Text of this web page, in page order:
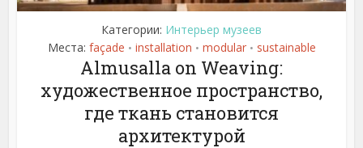
Категории: Интерьер музеев
Места: façade • installation • modular • sustainable
Almusalla on Weaving:
художественное пространство,
где ткань становится
архитектурой